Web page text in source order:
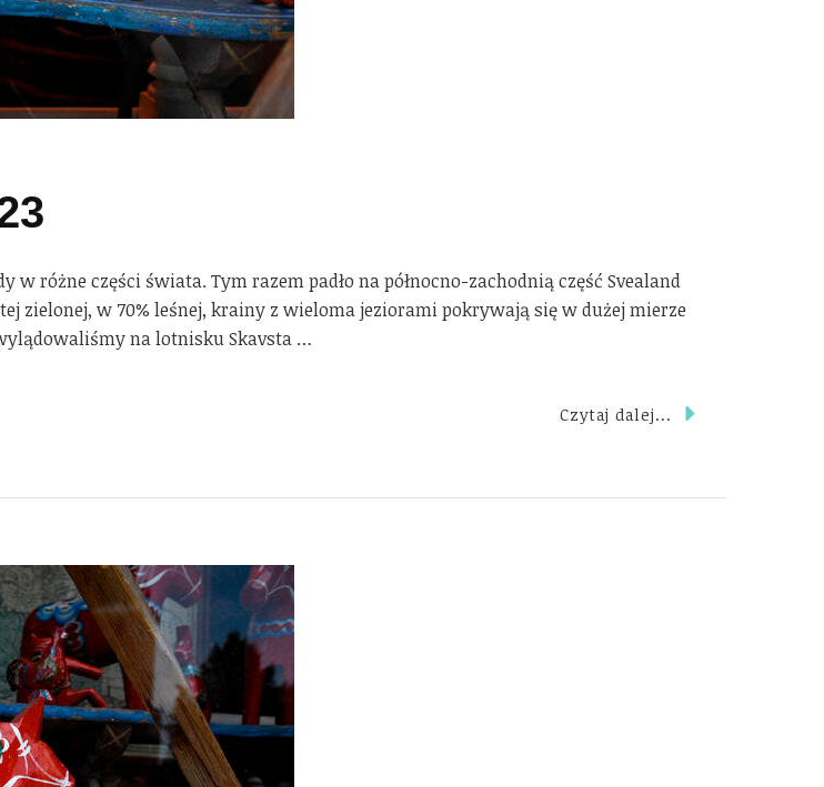
różne części świata. Tym razem padło na północno-zachodnią część Svealand
zielonej, w 70% leśnej, krainy z wieloma jeziorami pokrywają się w dużej mierze
na lotnisku Skavsta …
Czytaj dalej...